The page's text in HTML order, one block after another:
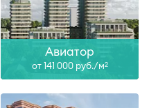
Авиатор
от 141 000 руб./м2